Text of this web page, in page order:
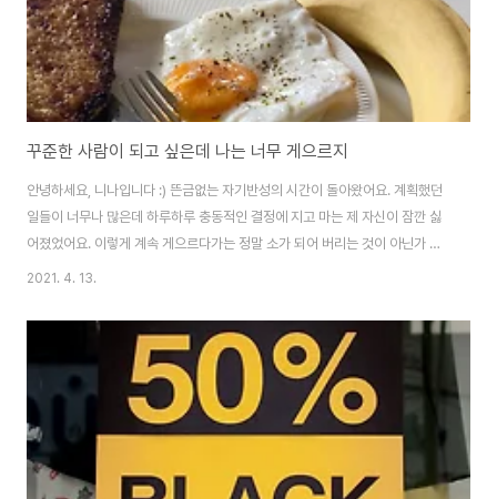
꾸준한 사람이 되고 싶은데 나는 너무 게으르지
안녕하세요, 니나입니다 :) 뜬금없는 자기반성의 시간이 돌아왔어요. 계획했던
일들이 너무나 많은데 하루하루 충동적인 결정에 지고 마는 제 자신이 잠깐 싫
어졌었어요. 이렇게 계속 게으르다가는 정말 소가 되어 버리는 것이 아닌가 싶
어서 급하게 밀린 빨래도 하고, 청소도 하고 블로그도 씁니다. 뜬금없는 타이밍
데, 부지런하기 위해 쓰다 보니 다 쓰기 귀찮네요. 그래도 요즘 제법 부지런하게
재미를 붙인 일이 있습니다. 유튜브입니다. 이제껏 흥미를 전혀 가지고 있지 못
하다가, 얼마 전 3년을 고민하며 미루다 구매한 '아이패드' 에 동영상 편집 기능
이 정말 편하더라고요. 시험 삼아 몇 개 편집해보고, 그림도 그리다가 갑자기 창
의적인 사람이 ..
2021. 4. 13.